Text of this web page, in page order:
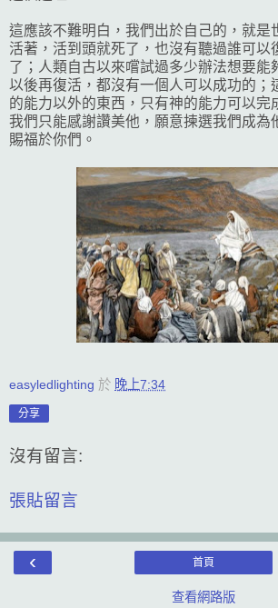
這應該不難明白，我們出於自己的，就是
活著，活到頭就死了，也沒有聽過誰可以
了；人類自古以來嚐試過多少辦法想要能
以後再復活，都沒有一個人可以成功的；
的能力以外的東西，只有神的能力可以完
我們只能感謝讚美他，願意揀選我們成為
賜福於你們。
easyledlighting 於 晚上7:34
分享
沒有留言:
張貼留言
‹ 首頁
查看網路版